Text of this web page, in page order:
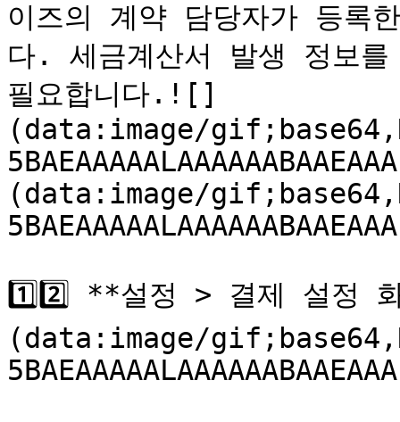
이즈의 계약 담당자가 등록
다. 세금계산서 발생 정보
필요합니다.![]
(data:image/
(data:image/
1️⃣2️⃣ **설정 > 결제 설정
(data:image/